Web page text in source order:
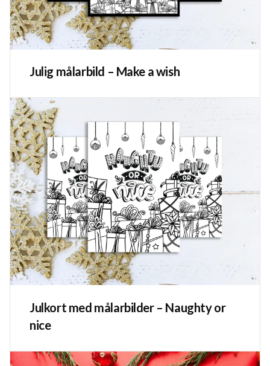
Julig målarbild – Make a wish
Julkort med målarbilder – Naughty or
nice